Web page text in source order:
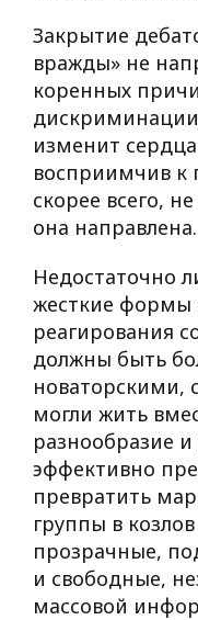
Закрытие
вражды» не
коренных
изменит
восприимчив к
скорее всего,
она направлена.
Недостаточно
жесткие формы
реагирования
должны быть
новаторскими,
могли жить
разнообразие
эффективно
превратить
группы в
прозрачные,
и свободные,
массовой